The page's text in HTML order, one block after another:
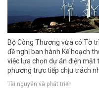
Bộ Công Thương vừa có Tờ
đề nghị ban hành Kế hoạch
việc lựa chọn dự án điện mặt
phương trực tiếp chịu trách
Tài nguyên và phát triển